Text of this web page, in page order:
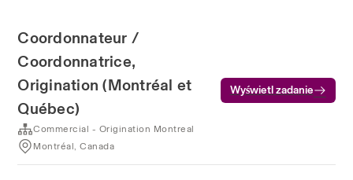
Coordonnateur /
Coordonnatrice,
Origination (Montréal et
Québec)
Commercial - Origination Montreal
Montréal, Canada
Wyświetl zadanie